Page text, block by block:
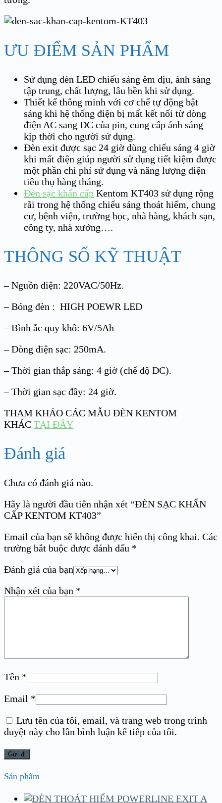
ƯU ĐIỂM SẢN PHẨM
Sử dụng đèn LED chiếu sáng êm dịu, ánh sáng
tập trung, chất lượng, lâu bền khi sử dụng.
Thiết kế thông minh với cơ chế tự động bật
sáng khi hệ thống điện bị mất kết nối từ dòng
điện AC sang DC của pin, cung cấp ánh sáng
kịp thời cho người sử dụng.
Đèn exit được sạc 24 giờ dùng chiếu sáng 4 giờ
khi mất điện giúp người sử dụng tiết kiệm được
một phần chi phí sử dụng và năng lượng điện
tiêu thụ hàng tháng.
Đèn sạc khẩn cấp Kentom KT403 sử dụng rộng
rãi trong hệ thống chiếu sáng thoát hiểm, chung
cư, bệnh viện, trường học, nhà hàng, khách sạn,
công ty, nhà xưởng….
THÔNG SỐ KỸ THUẬT
– Nguồn điện: 220VAC/50Hz.
– Bóng đèn : HIGH POEWR LED
– Bình ắc quy khô: 6V/5Ah
– Dòng điện sạc: 250mA.
– Thời gian thắp sáng: 4 giờ (chế độ DC).
– Thời gian sạc đầy: 24 giờ.
THAM KHẢO CÁC MẪU ĐÈN KENTOM
KHÁC TẠI ĐÂY
Đánh giá
Chưa có đánh giá nào.
Hãy là người đầu tiên nhận xét “ĐÈN SẠC KHẨN
CẤP KENTOM KT403”
Email của bạn sẽ không được hiển thị công khai. Các
trường bắt buộc được đánh dấu *
Đánh giá của bạn
Nhận xét của bạn *
Tên *
Email *
Lưu tên của tôi, email, và trang web trong trình
duyệt này cho lần bình luận kế tiếp của tôi.
Sản phẩm